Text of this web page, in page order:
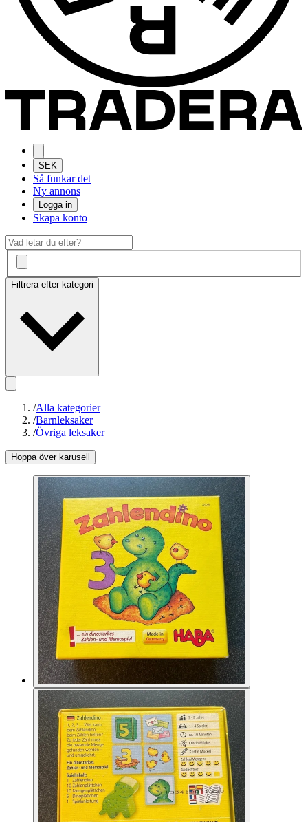
SEK
Så funkar det
Ny annons
Logga in
Skapa konto
Filtrera efter kategori
/Alla kategorier
/Barnleksaker
/Övriga leksaker
Hoppa över karusell